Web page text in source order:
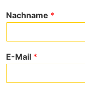
Nachname *
E-Mail *